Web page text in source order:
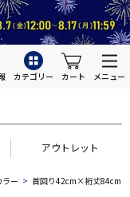
カテゴリー カート メニュー
アウトレット
ラー 首回り42cm×裄丈84cm